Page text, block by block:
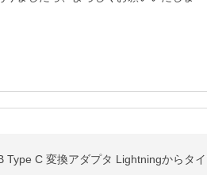
C 変換アダプタ Lightningからタ